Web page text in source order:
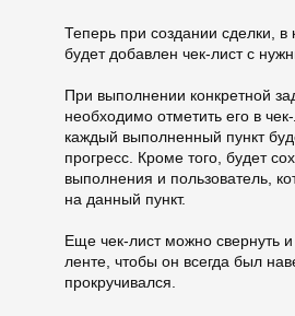
Теперь при создании сделки, в
будет добавлен чек-лист с
При выполнении конкретной
необходимо отметить его в
каждый выполненный пункт
прогресс. Кроме того, будет
выполнения и пользователь,
на данный пункт.
Еще чек-лист можно свернуть и
ленте, чтобы он всегда был
прокручивался.